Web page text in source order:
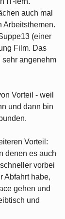
auch mal
Arbeitsthemen.
(einer
Film. Das
angenehm
Vorteil - weil
und dann bin
Vorteil:
denen es auch
vorbei
Abfahrt habe,
gehen und
und